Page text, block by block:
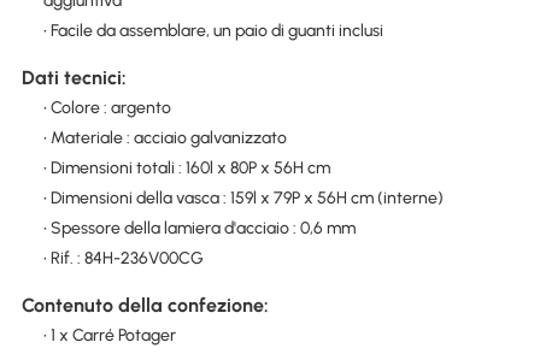
• Facile da assemblare, un paio di guanti inclusi
Dati tecnici:
• Colore : argento
• Materiale : acciaio galvanizzato
• Dimensioni totali : 160l x 80P x 56H cm
• Dimensioni della vasca : 159l x 79P x 56H cm (interne)
• Spessore della lamiera d'acciaio : 0,6 mm
• Rif. : 84H-236V00CG
Contenuto della confezione:
• 1 x Carré Potager